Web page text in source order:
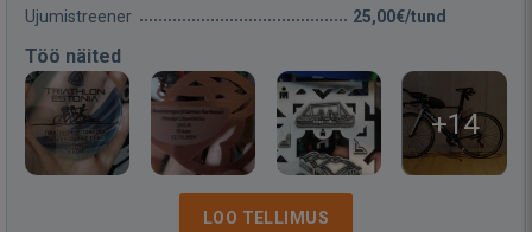
Ujumistreener 25,00€/tund
Töö näited
+14
LOO TELLIMUS